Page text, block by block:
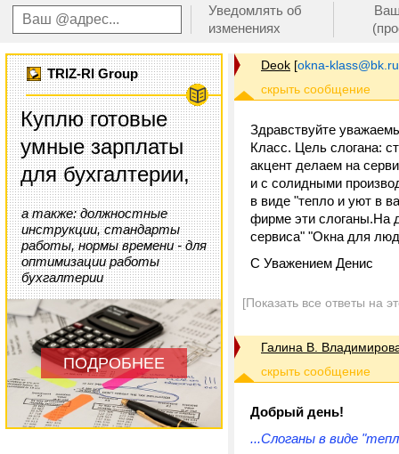
Уведомлять об
изменениях
TRIZ-RI Group
Куплю готовые
умные зарплаты
для бухгалтерии,
а также: должностные
инструкции, стандарты
работы, нормы времени - для
оптимизации работы
бухгалтерии
ПОДРОБНЕЕ
Deok [okna-klass@bk.ru
Здравствуйте
Класс. Цель слогана:
акцент делаем на
и с солидными
в виде "тепло и уют в
фирме эти слоганы.На
сервиса" "Окна для
С Уважением Денис
[Показать все ответы на
Галина В.
Добрый день!
...Слоганы в виде